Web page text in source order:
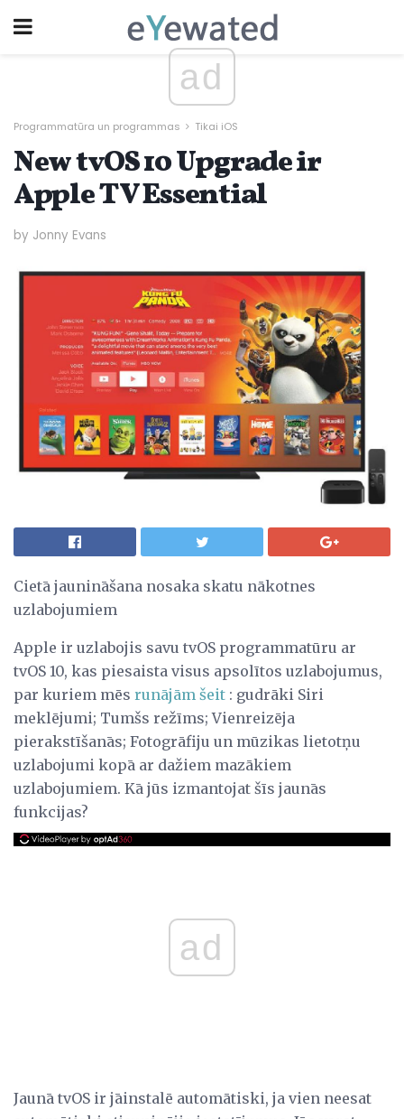
ad
Programmatūra un programmas Tikai iOS
New tvOS 10 Upgrade ir
Apple TV Essential
by Jonny Evans
Cietā jaunināšana nosaka skatu nākotnes
uzlabojumiem
Apple ir uzlabojis savu tvOS programmatūru ar
tvOS 10, kas piesaista visus apsolītos uzlabojumus,
par kuriem mēs runājām šeit : gudrāki Siri
meklējumi; Tumšs režīms; Vienreizēja
pierakstīšanās; Fotogrāfiju un mūzikas lietotņu
uzlabojumi kopā ar dažiem mazākiem
uzlabojumiem. Kā jūs izmantojat šīs jaunās
funkcijas?
ad
Jaunā tvOS ir jāinstalē automātiski, ja vien neesat